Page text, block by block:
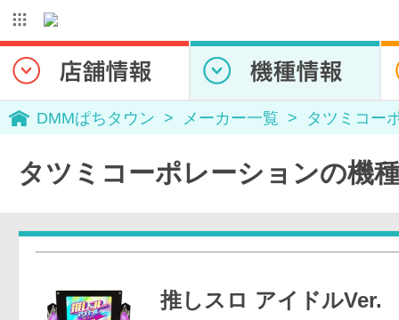
DMMぱちタウン メーカー一覧 タツミコー
タツミコーポレーションの機
推しスロ アイドルVer.